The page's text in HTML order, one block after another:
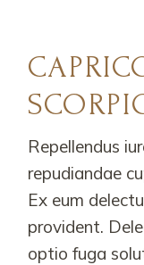
Repellendus
repudiandae
Ex eum
provident.
optio fuga